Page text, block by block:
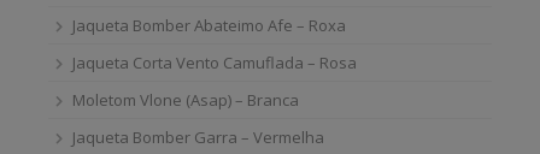
Jaqueta Bomber Abateimo Afe – Roxa
Jaqueta Corta Vento Camuflada – Rosa
Moletom Vlone (Asap) – Branca
Jaqueta Bomber Garra – Vermelha